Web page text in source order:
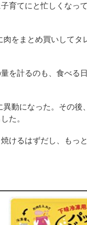
育てにと忙しくなっ
をまとめ買いして
を計るのも、食べる
動になった。その後
た。
けるはずだし、もっ